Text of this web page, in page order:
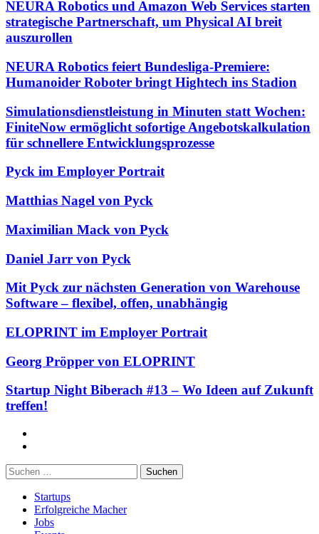
NEURA Robotics und Amazon Web Services starten
strategische Partnerschaft, um Physical AI breit
auszurollen
NEURA Robotics feiert Bundesliga-Premiere:
Humanoider Roboter bringt Hightech ins Stadion
Simulationsdienstleistung in Minuten statt Wochen:
FiniteNow ermöglicht sofortige Angebotskalkulation
für schnellere Entwicklungsprozesse
Pyck im Employer Portrait
Matthias Nagel von Pyck
Maximilian Mack von Pyck
Daniel Jarr von Pyck
Mit Pyck zur nächsten Generation von Warehouse
Software – flexibel, offen, unabhängig
ELOPRINT im Employer Portrait
Georg Pröpper von ELOPRINT
Startup Night Biberach #13 – Wo Ideen auf Zukunft
treffen!
Suchen
nach:
Startups
Erfolgreiche Macher
Jobs